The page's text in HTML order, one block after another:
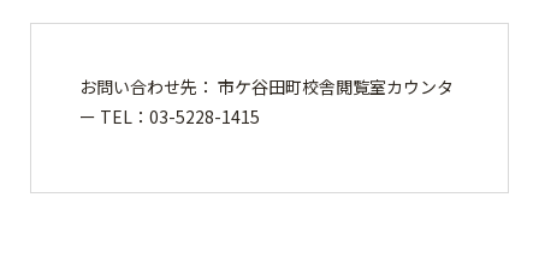
お問い合わせ先： 市ケ谷田町校舎閲覧室カウンタ
ー TEL：03-5228-1415